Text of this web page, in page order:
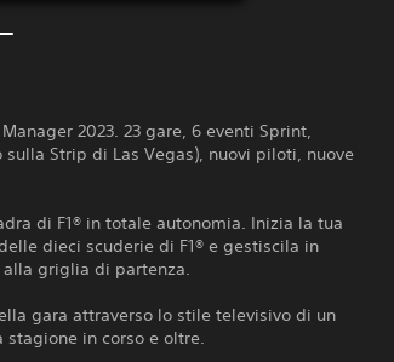
2023. 23 gare, 6 eventi Sprint,
Strip di Las Vegas), nuovi piloti, nuove
di F1® in totale autonomia. Inizia la tua
dieci scuderie di F1® e gestiscila in
griglia di partenza.
gara attraverso lo stile televisivo di un
in corso e oltre.